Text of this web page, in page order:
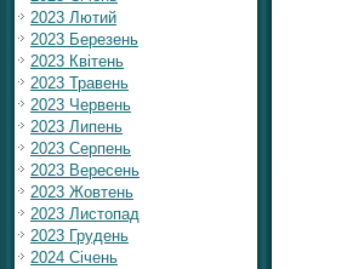
2023 Лютий
2023 Березень
2023 Квітень
2023 Травень
2023 Червень
2023 Липень
2023 Серпень
2023 Вересень
2023 Жовтень
2023 Листопад
2023 Грудень
2024 Січень